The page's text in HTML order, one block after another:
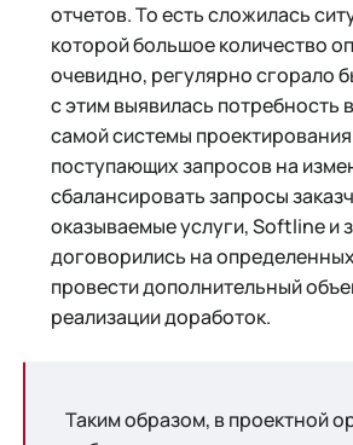
отчетов. То есть сложилась
которой большое количество
очевидно, регулярно сгорало
с этим выявилась потребность
самой системы
поступающих запросов на
сбалансировать запросы
оказываемые услуги, Softline и
договорились на
провести дополнительный
реализации доработок.
​​Таким образом, в проектной